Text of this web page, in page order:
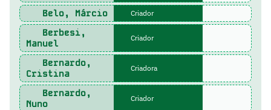
Belo, Márcio Criador
Berbesi,
Manuel
Criador
Bernardo,
Cristina
Criadora
Bernardo,
Nuno
Criador